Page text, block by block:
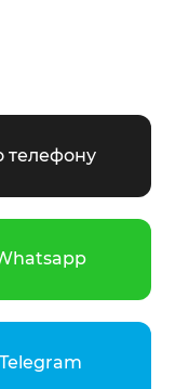
телефону